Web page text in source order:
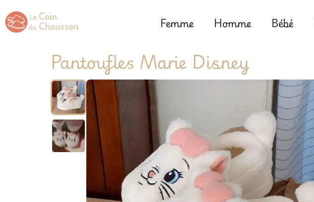
Femme Homme Bébé
Pantoufles Marie Disney